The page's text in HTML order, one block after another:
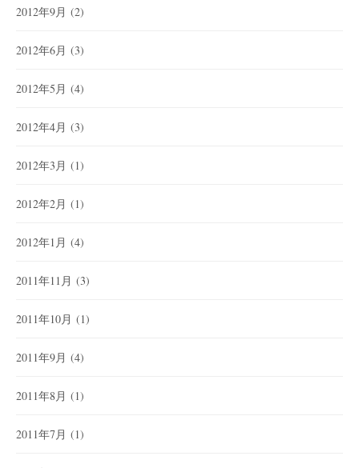
2012年9月 (2)
2012年6月 (3)
2012年5月 (4)
2012年4月 (3)
2012年3月 (1)
2012年2月 (1)
2012年1月 (4)
2011年11月 (3)
2011年10月 (1)
2011年9月 (4)
2011年8月 (1)
2011年7月 (1)